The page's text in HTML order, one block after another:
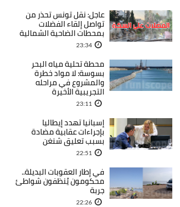
عاجل: نقل تونس تحذر من
تواصل إلقاء الفضلات
بمحطات الضاحية الشمالية
23:34
محطة تحلية مياه البحر
بسوسة: لا مواد خطرة
والمشروع في مراحله
التجريبية الأخيرة
23:11
إسبانيا تهدد إيطاليا
بإجراءات عقابية مضادة
بسبب تعليق شنغن
22:51
في إطار العقوبات البديلة..
محكومون يُنظفون شواطئ
جربة
22:26